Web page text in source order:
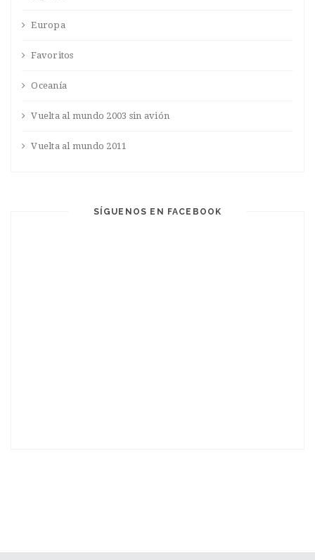
Europa
Favoritos
Oceanía
Vuelta al mundo 2003 sin avión
Vuelta al mundo 2011
SÍGUENOS EN FACEBOOK